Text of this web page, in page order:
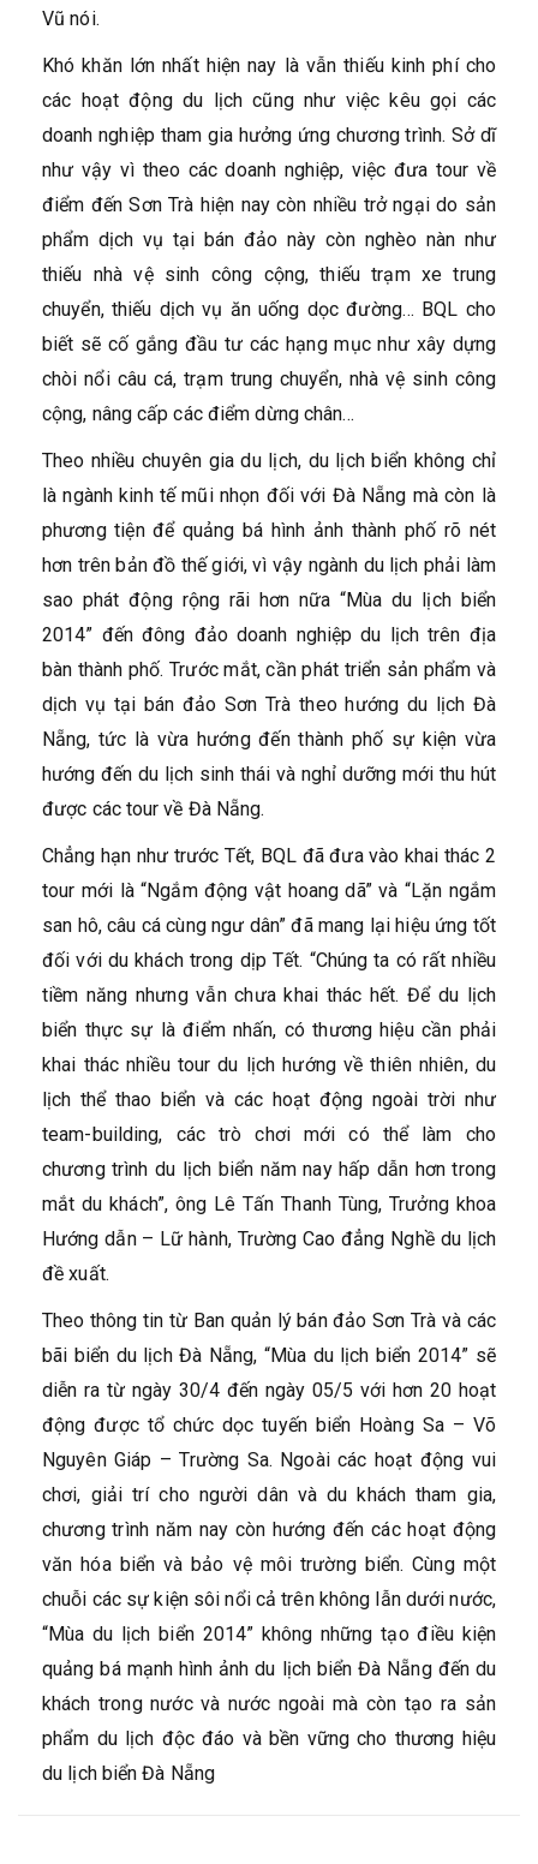
Vũ nói.
Khó khăn lớn nhất hiện nay là vẫn thiếu kinh phí cho
các hoạt động du lịch cũng như việc kêu gọi các
doanh nghiệp tham gia hưởng ứng chương trình. Sở dĩ
như vậy vì theo các doanh nghiệp, việc đưa tour về
điểm đến Sơn Trà hiện nay còn nhiều trở ngại do sản
phẩm dịch vụ tại bán đảo này còn nghèo nàn như
thiếu nhà vệ sinh công cộng, thiếu trạm xe trung
chuyển, thiếu dịch vụ ăn uống dọc đường… BQL cho
biết sẽ cố gắng đầu tư các hạng mục như xây dựng
chòi nổi câu cá, trạm trung chuyển, nhà vệ sinh công
cộng, nâng cấp các điểm dừng chân…
Theo nhiều chuyên gia du lịch, du lịch biển không chỉ
là ngành kinh tế mũi nhọn đối với Đà Nẵng mà còn là
phương tiện để quảng bá hình ảnh thành phố rõ nét
hơn trên bản đồ thế giới, vì vậy ngành du lịch phải làm
sao phát động rộng rãi hơn nữa “Mùa du lịch biển
2014” đến đông đảo doanh nghiệp du lịch trên địa
bàn thành phố. Trước mắt, cần phát triển sản phẩm và
dịch vụ tại bán đảo Sơn Trà theo hướng du lịch Đà
Nẵng, tức là vừa hướng đến thành phố sự kiện vừa
hướng đến du lịch sinh thái và nghỉ dưỡng mới thu hút
được các tour về Đà Nẵng.
Chẳng hạn như trước Tết, BQL đã đưa vào khai thác 2
tour mới là “Ngắm động vật hoang dã” và “Lặn ngắm
san hô, câu cá cùng ngư dân” đã mang lại hiệu ứng tốt
đối với du khách trong dịp Tết. “Chúng ta có rất nhiều
tiềm năng nhưng vẫn chưa khai thác hết. Để du lịch
biển thực sự là điểm nhấn, có thương hiệu cần phải
khai thác nhiều tour du lịch hướng về thiên nhiên, du
lịch thể thao biển và các hoạt động ngoài trời như
team-building, các trò chơi mới có thể làm cho
chương trình du lịch biển năm nay hấp dẫn hơn trong
mắt du khách”, ông Lê Tấn Thanh Tùng, Trưởng khoa
Hướng dẫn – Lữ hành, Trường Cao đẳng Nghề du lịch
đề xuất.
Theo thông tin từ Ban quản lý bán đảo Sơn Trà và các
bãi biển du lịch Đà Nẵng, “Mùa du lịch biển 2014” sẽ
diễn ra từ ngày 30/4 đến ngày 05/5 với hơn 20 hoạt
động được tổ chức dọc tuyến biển Hoàng Sa – Võ
Nguyên Giáp – Trường Sa. Ngoài các hoạt động vui
chơi, giải trí cho người dân và du khách tham gia,
chương trình năm nay còn hướng đến các hoạt động
văn hóa biển và bảo vệ môi trường biển. Cùng một
chuỗi các sự kiện sôi nổi cả trên không lẫn dưới nước,
“Mùa du lịch biển 2014” không những tạo điều kiện
quảng bá mạnh hình ảnh du lịch biển Đà Nẵng đến du
khách trong nước và nước ngoài mà còn tạo ra sản
phẩm du lịch độc đáo và bền vững cho thương hiệu
du lịch biển Đà Nẵng